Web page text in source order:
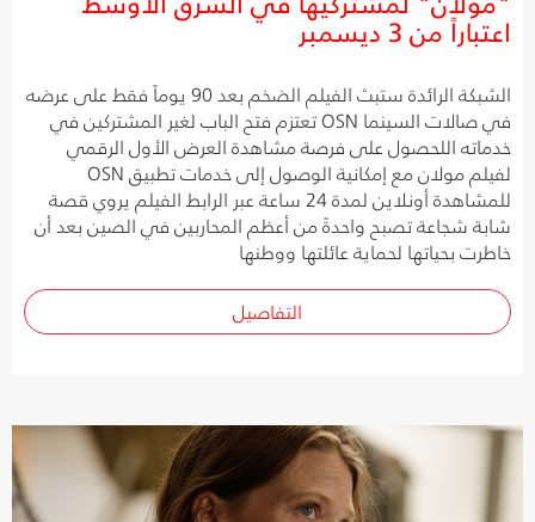
اعتباراً من 3 ديسمبر
الشبكة الرائدة ستبث الفيلم الضخم بعد 90 يوماً فقط على عرضه
في صالات السينما OSN تعتزم فتح الباب لغير المشتركين في
خدماته اللحصول على فرصة مشاهدة العرض الأول الرقمي
لفيلم مولان مع إمكانية الوصول إلى خدمات تطبيق OSN
للمشاهدة أونلاين لمدة 24 ساعة عبر الرابط الفيلم يروي قصة
شابة شجاعة تصبح واحدةً من أعظم المحاربين في الصين بعد أن
خاطرت بحياتها لحماية عائلتها ووطنها
التفاصيل